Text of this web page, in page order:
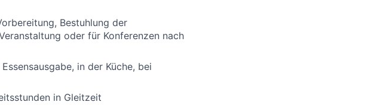
Bestuhlung der
oder für Konferenzen nach
in der Küche, bei
in Gleitzeit